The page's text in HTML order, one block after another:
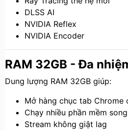
DLSS AI
NVIDIA Reflex
NVIDIA Encoder
RAM 32GB - Đa
Dung lượng RAM 32GB giúp:
Mở hàng chục tab Chrome
Chạy nhiều phần mềm
Stream không giật lag